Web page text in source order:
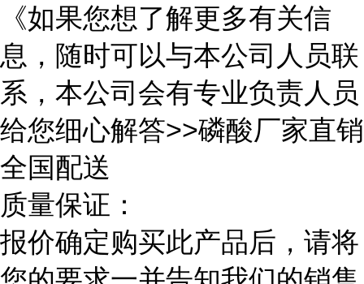
《如果您想了解更多有关信
息，随时可以与本公司人员联
系，本公司会有专业负责人员
给您细心解答>>磷酸厂家直销
全国配送
质量保证：
报价确定购买此产品后，请将